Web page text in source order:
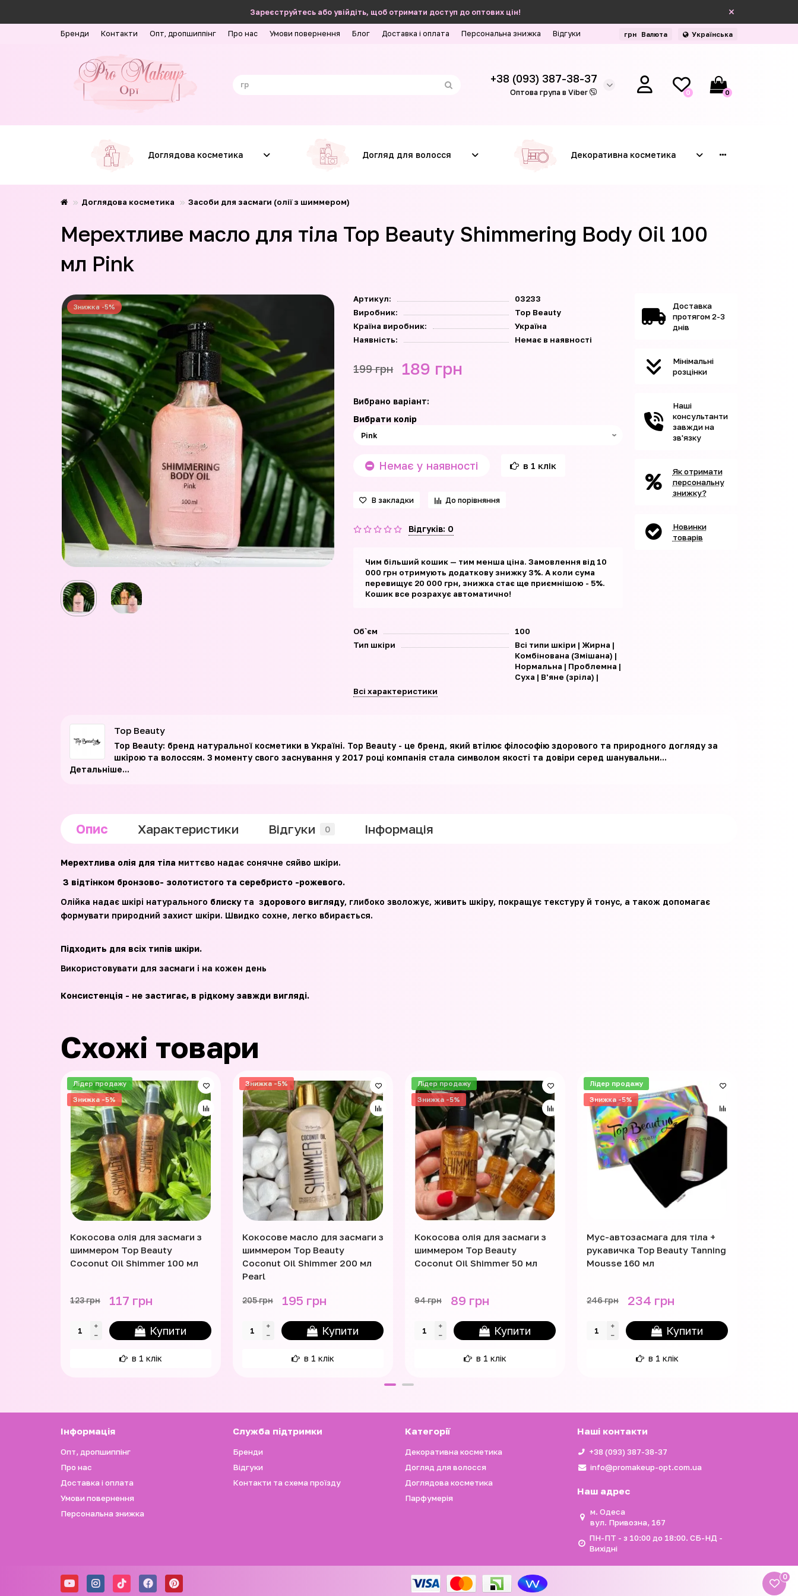
Зареєструйтесь або увійдіть, щоб отримати доступ до оптових цін!
Бренди Контакти Опт, дропшиппінг Про нас Умови повернення Блог Доставка і оплата Персональна знижка Відгуки грн Валюта Українська
+38 (093) 387-38-37
Оптова група в Viber 0 0
Доглядова косметика Догляд для волосся Декоративна косметика
Доглядова косметика Засоби для засмаги (олії з шиммером)
Мерехтливе масло для тіла Top Beauty Shimmering Body Oil 100
мл Pink
Знижка -5%
Артикул:
03233
Виробник:
Top Beauty
Країна виробник:
Україна
Наявність:
Немає в наявності
199 грн 189 грн
Вибрано варіант:
Вибрати колір
Немає у наявності в 1 клік
В закладки До порівняння
Відгуків: 0
Чим більший кошик — тим менша ціна. Замовлення від 10
000 грн отримують додаткову знижку 3%. А коли сума
перевищує 20 000 грн, знижка стає ще приємнішою - 5%.
Кошик все розрахує автоматично!
Об`єм
100
Тип шкіри
Всі типи шкіри | Жирна |
Комбінована (Змішана) |
Нормальна | Проблемна |
Суха | В'яне (зріла) |
Всі характеристики
Доставка
протягом 2-3
днів
Мінімальні
розцінки
Наші
консультанти
завжди на
зв'язку
Як отримати
персональну
знижку?
Новинки
товарів
Top Beauty
Top Beauty: бренд натуральної косметики в Україні. Top Beauty - це бренд, який втілює філософію здорового та природного догляду за
шкірою та волоссям. З моменту свого заснування у 2017 році компанія стала символом якості та довіри серед шанувальни...
Детальніше...
Опис Характеристики Відгуки 0 Iнформація
Мерехтлива олія для тіла миттєво надає сонячне сяйво шкіри.
З відтінком бронзово- золотистого та серебристо -рожевого.
Олійка надає шкірі натурального блиску та здорового вигляду, глибоко зволожує, живить шкіру, покращує текстуру й тонус, а також допомагає
формувати природний захист шкіри. Швидко сохне, легко вбирається.
Підходить для всіх типів шкіри.
Використовувати для засмаги і на кожен день
Консистенція - не застигає, в рідкому завжди вигляді.
Схожі товари
Лідер продажу
Знижка -5%
Кокосова олія для засмаги з
шиммером Top Beauty
Coconut Oil Shimmer 100 мл
123 грн 117 грн
Купити
в 1 клік
Знижка -5%
Кокосове масло для засмаги з
шиммером Top Beauty
Coconut Oil Shimmer 200 мл
Pearl
205 грн 195 грн
Купити
в 1 клік
Лідер продажу
Знижка -5%
Кокосова олія для засмаги з
шиммером Top Beauty
Coconut Oil Shimmer 50 мл
94 грн 89 грн
Купити
в 1 клік
Лідер продажу
Знижка -5%
Мус-автозасмага для тіла +
рукавичка Top Beauty Tanning
Mousse 160 мл
246 грн 234 грн
Купити
в 1 клік
Iнформація
Опт, дропшиппінг
Про нас
Доставка і оплата
Умови повернення
Персональна знижка
Служба підтримки
Бренди
Відгуки
Контакти та схема проїзду
Категорії
Декоративна косметика
Догляд для волосся
Доглядова косметика
Парфумерія
Наші контакти
+38 (093) 387-38-37
info@promakeup-opt.com.ua
Наш адрес
м. Одеса
вул. Привозна, 167
ПН-ПТ - з 10:00 до 18:00. СБ-НД -
Вихідні
0